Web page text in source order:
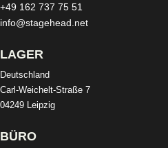
+49 162 737 75 51
info@stagehead.net
LAGER
Deutschland
Carl-Weichelt-Straße 7
04249 Leipzig
BÜRO